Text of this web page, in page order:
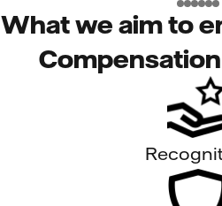
What we aim to